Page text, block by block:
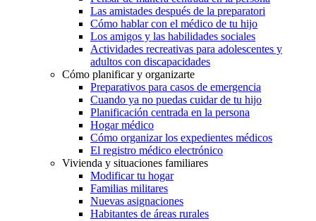
Las amistades después de la preparatori
Cómo hablar con el médico de tu hijo
Los amigos y las habilidades sociales
Actividades recreativas para adolescentes y
adultos con discapacidades
Cómo planificar y organizarte
Preparativos para casos de emergencia
Cuando ya no puedas cuidar de tu hijo
Planificación centrada en la persona
Hogar médico
Cómo organizar los expedientes médicos
El registro médico electrónico
Vivienda y situaciones familiares
Modificar tu hogar
Familias militares
Nuevas asignaciones
Habitantes de áreas rurales